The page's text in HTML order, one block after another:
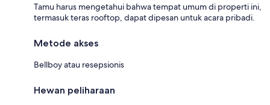
Tamu harus mengetahui bahwa tempat umum di properti ini,
termasuk teras rooftop, dapat dipesan untuk acara pribadi.
Metode akses
Bellboy atau resepsionis
Hewan peliharaan